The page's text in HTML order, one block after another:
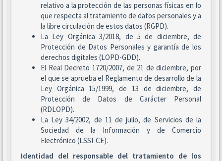
relativo a la protección de las personas físicas en lo
que respecta al tratamiento de datos personales y a
la libre circulación de estos datos (RGPD).
La Ley Orgánica 3/2018, de 5 de diciembre, de
Protección de Datos Personales y garantía de los
derechos digitales (LOPD-GDD).
El Real Decreto 1720/2007, de 21 de diciembre, por
el que se aprueba el Reglamento de desarrollo de la
Ley Orgánica 15/1999, de 13 de diciembre, de
Protección de Datos de Carácter Personal
(RDLOPD).
La Ley 34/2002, de 11 de julio, de Servicios de la
Sociedad de la Información y de Comercio
Electrónico (LSSI-CE).
Identidad del responsable del tratamiento de los